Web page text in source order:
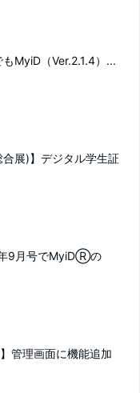
もMyiD（Ver.2.1.4）...
合展)】デジタル学生証
年9月号でMyiDⓇの
管理画面に機能追加